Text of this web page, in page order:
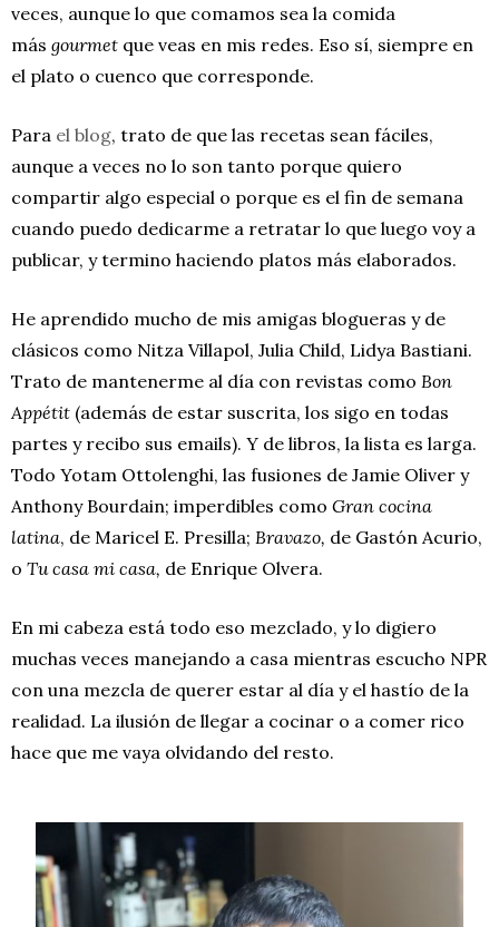
veces, aunque lo que comamos sea la comida
más gourmet que veas en mis redes. Eso sí, siempre en
el plato o cuenco que corresponde.
Para el blog, trato de que las recetas sean fáciles,
aunque a veces no lo son tanto porque quiero
compartir algo especial o porque es el fin de semana
cuando puedo dedicarme a retratar lo que luego voy a
publicar, y termino haciendo platos más elaborados.
He aprendido mucho de mis amigas blogueras y de
clásicos como Nitza Villapol, Julia Child, Lidya Bastiani.
Trato de mantenerme al día con revistas como Bon
Appétit (además de estar suscrita, los sigo en todas
partes y recibo sus emails). Y de libros, la lista es larga.
Todo Yotam Ottolenghi, las fusiones de Jamie Oliver y
Anthony Bourdain; imperdibles como Gran cocina
latina, de Maricel E. Presilla; Bravazo, de Gastón Acurio,
o Tu casa mi casa, de Enrique Olvera.
En mi cabeza está todo eso mezclado, y lo digiero
muchas veces manejando a casa mientras escucho NPR
con una mezcla de querer estar al día y el hastío de la
realidad. La ilusión de llegar a cocinar o a comer rico
hace que me vaya olvidando del resto.